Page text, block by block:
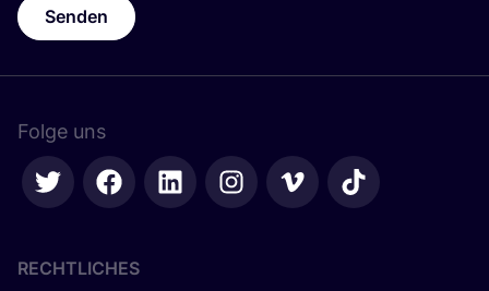
Senden
Folge uns
RECHTLICHES